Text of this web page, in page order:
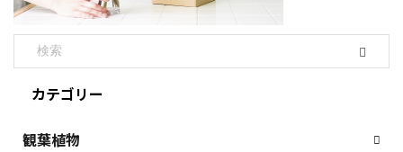
カテゴリー
観葉植物